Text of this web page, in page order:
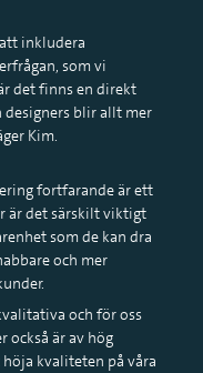
inkludera
som vi
det finns en direkt
blir allt mer
Kim.
fortfarande är ett
är det särskilt viktigt
som de kan dra
och mer
och för oss
också är av hög
kvaliteten på våra